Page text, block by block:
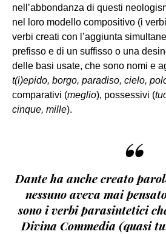
nell’abbondanza di questi
nel loro modello compositivo (i
verbi creati con l’aggiunta
prefisso e di un suffisso o una
delle basi usate, che sono nomi e
t(i)epido, borgo, paradiso, cielo,
comparativi (meglio), possessivi (
cinque, mille).
“
Dante ha anche creato
nessuno aveva mai
sono i verbi parasintetici
Divina Commedia (quasi